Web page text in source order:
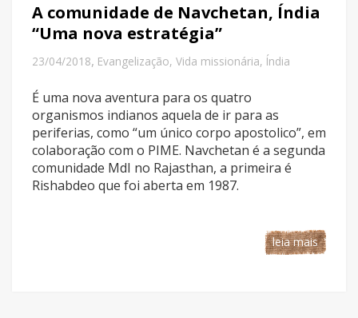
A comunidade de Navchetan, Índia
“Uma nova estratégia”
23/04/2018, Evangelização, Vida missionária, Índia
É uma nova aventura para os quatro
organismos indianos aquela de ir para as
periferias, como “um único corpo apostolico”, em
colaboração com o PIME. Navchetan é a segunda
comunidade MdI no Rajasthan, a primeira é
Rishabdeo que foi aberta em 1987.
leia mais